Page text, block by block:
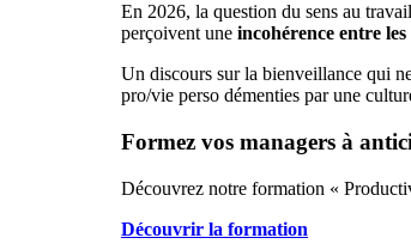
En 2026, la question du sens au
perçoivent une incohérence entre
Un discours sur la bienveillance qui
pro/vie perso démenties par une
Formez vos managers à
Découvrez notre formation «
Découvrir la formation